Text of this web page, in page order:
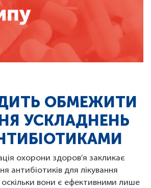
ОБМЕЖИТИ
УСКЛАДНЕНЬ
охорони здоров’я закликає
антибіотиків для лікування
оскільки вони є ефективними лише